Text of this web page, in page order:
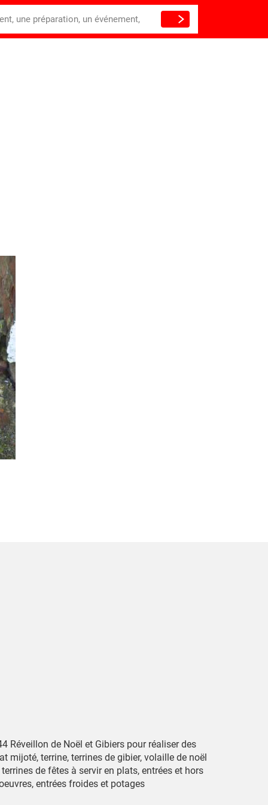
une préparation, un événement,
Réveillon de Noël et Gibiers pour réaliser des
mijoté, terrine, terrines de gibier, volaille de noël
terrines de fêtes à servir en plats, entrées et hors
entrées froides et potages